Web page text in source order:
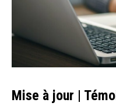
Mise à jour |